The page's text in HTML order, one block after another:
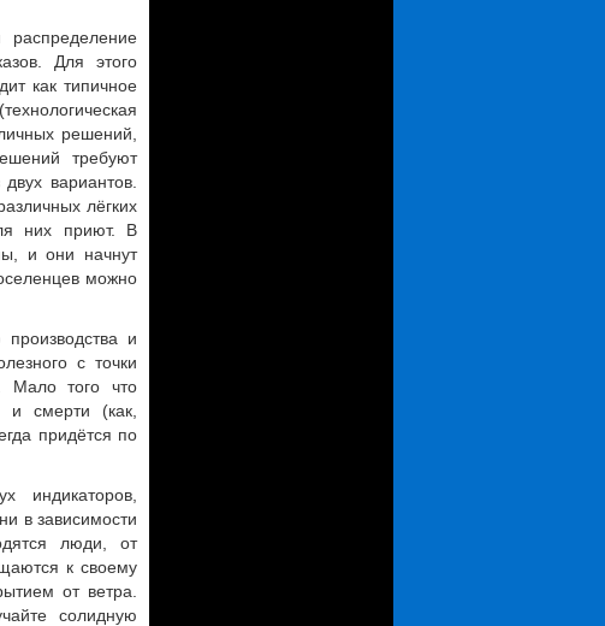
Для этого
как типичное
решений,
требуют
вариантов.
лёгких
них приют. В
и они начнут
можно
и
с точки
Мало того что
и смерти (как,
придётся по
индикаторов,
в зависимости
люди, от
к своему
от ветра.
солидную